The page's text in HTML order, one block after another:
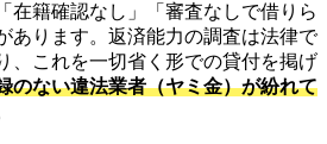
在籍確認なし」「審査なしで借りら
あります。返済能力の調査は法律で
、これを一切省く形での貸付を掲げ
のない違法業者（ヤミ金）が紛れて